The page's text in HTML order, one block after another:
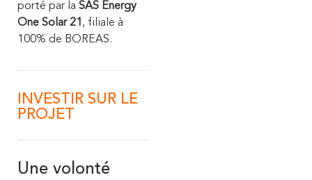
porté par la SAS Energy
One Solar 21 , filiale à
100% de BOREAS.
INVESTIR SUR LE
PROJET
Une volonté